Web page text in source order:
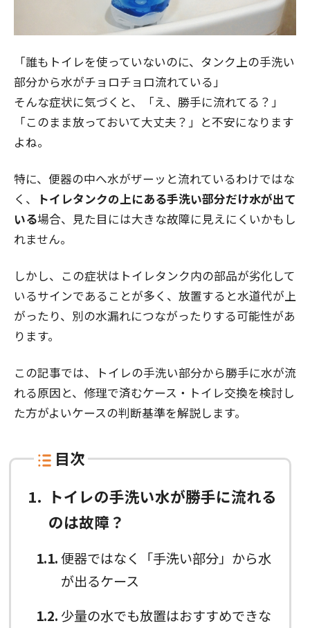
「誰もトイレを使っていないのに、タンク上の手洗い
部分から水がチョロチョロ流れている」
そんな症状に気づくと、「え、勝手に流れてる？」
「このまま放っておいて大丈夫？」と不安になります
よね。
特に、便器の中へ水がザーッと流れているわけではな
く、
トイレタンクの上にある手洗い部分だけ水が出て
いる場合、見た目には大きな故障に見えにくいかもし
れません。
しかし、この症状はトイレタンク内の部品が劣化して
いるサインであることが多く、放置すると水道代が上
がったり、別の水漏れにつながったりする可能性があ
ります。
この記事では、トイレの手洗い部分から勝手に水が流
れる原因と、修理で済むケース・トイレ交換を検討し
た方がよいケースの判断基準を解説します。
目次
1
トイレの手洗い水が勝手に流れる
のは故障？
1.1 便器ではなく「手洗い部分」から水
が出るケース
1.2 少量の水でも放置はおすすめできな